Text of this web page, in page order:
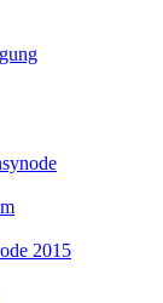
2015